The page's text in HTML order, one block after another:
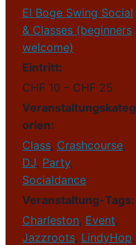
El Boge Swing Social
& Classes (beginners
welcome)
Eintritt:
CHF 10 – CHF 25
Veranstaltungskateg
orien:
Class, Crashcourse,
DJ, Party,
Socialdance
Veranstaltung-Tags:
Charleston, Event,
Jazzroots, LindyHop,